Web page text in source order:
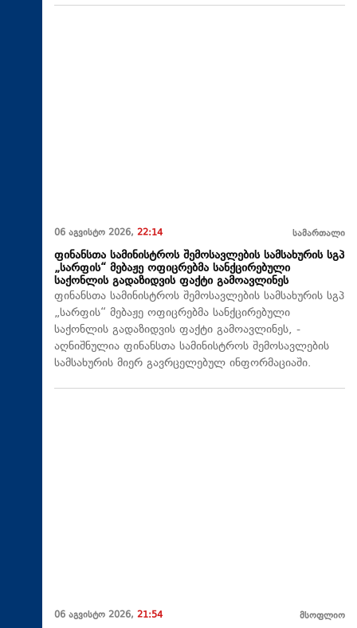
06 აგვისტო 2026, 22:14 სამართალი
ფინანსთა სამინისტროს შემოსავლების სამსახურის სგპ
„სარფის“ მებაჟე ოფიცრებმა სანქცირებული
საქონლის გადაზიდვის ფაქტი გამოავლინეს
ფინანსთა სამინისტროს შემოსავლების სამსახურის სგპ
„სარფის“ მებაჟე ოფიცრებმა სანქცირებული
საქონლის გადაზიდვის ფაქტი გამოავლინეს, -
აღნიშნულია ფინანსთა სამინისტროს შემოსავლების
სამსახურის მიერ გავრცელებულ ინფორმაციაში.
06 აგვისტო 2026, 21:54 მსოფლიო